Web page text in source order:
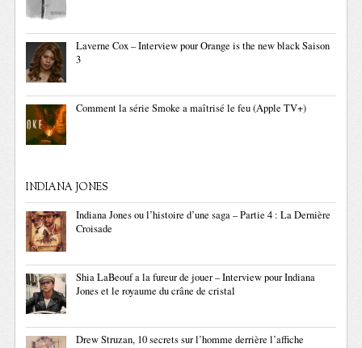
Laverne Cox – Interview pour Orange is the new black Saison
3
Comment la série Smoke a maîtrisé le feu (Apple TV+)
INDIANA JONES
Indiana Jones ou l’histoire d’une saga – Partie 4 : La Dernière
Croisade
Shia LaBeouf a la fureur de jouer – Interview pour Indiana
Jones et le royaume du crâne de cristal
Drew Struzan, 10 secrets sur l’homme derrière l’affiche